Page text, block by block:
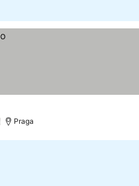
Praga